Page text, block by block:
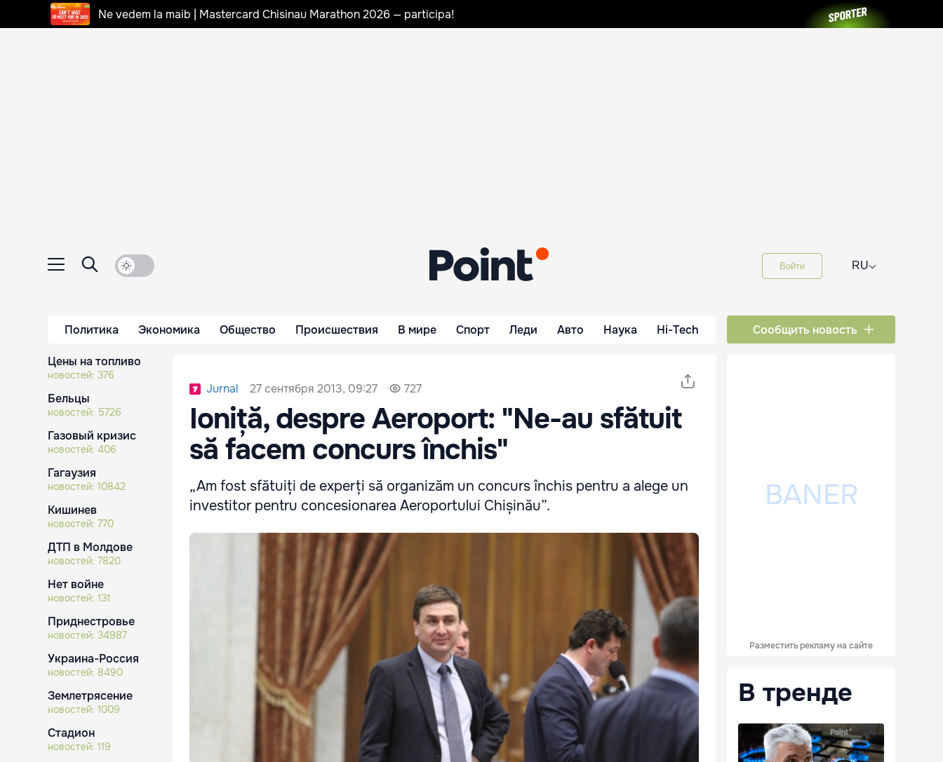
Ne vedem la maib | Mastercard Chisinau Marathon 2026 — participa!
Войти RU⌵
Политика Экономика Общество Происшествия В мире Спорт Леди Авто Наука Hi-Tech Сообщить новость
Цены на топливо
новостей: 376
Бельцы
новостей: 5726
Газовый кризис
новостей: 406
Гагаузия
новостей: 10842
Кишинев
новостей: 770
ДТП в Молдове
новостей: 7820
Нет войне
новостей: 131
Приднестровье
новостей: 34987
Украина-Россия
новостей: 8490
Землетрясение
новостей: 1009
Стадион
новостей: 119
Jurnal 27 сентября 2013, 09:27 727
Ioniță, despre Aeroport: "Ne-au sfătuit
să facem concurs închis"
„Am fost sfătuiți de experți să organizăm un concurs închis pentru a alege un
investitor pentru concesionarea Aeroportului Chișinău”.
Разместить рекламу на сайте
В тренде